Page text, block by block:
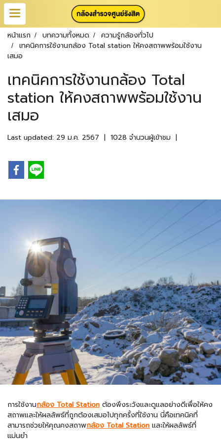
หน้าแรก บทความทั้งหมด
ความรู้กล้องทั่วไป
เทคนิคการใช้งานกล้อง Total station ให้คงสถาพพร้อมใช้งาน
เสมอ
เทคนิคการใช้งานกล้อง Total
station ให้คงสถาพพร้อมใช้งาน
เสมอ
Last updated: 29 ม.ค. 2567 | 1028 จำนวนผู้เข้าชม |
การใช้งานกล้อง Total Station ต้องพึงระวังและดูแลอย่างดีเพื่อให้คง
สถาพและให้ผลลัพธ์ที่ถูกต้องเสมอไปทุกครั้งที่ใช้งาน นี่คือเทคนิคที่
สามารถช่วยให้คุณคงสถาพกล้อง Total Station และให้ผลลัพธ์ที่
แม่นยำ